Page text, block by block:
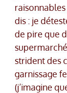
dis : je
de pire que
strident des
garnissage
(j’imagine